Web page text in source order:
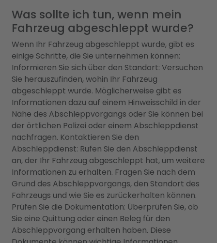
Was sollte ich tun, wenn mein
Fahrzeug abgeschleppt wurde?
Wenn Ihr Fahrzeug abgeschleppt wurde, gibt es
einige Schritte, die Sie unternehmen können:
Informieren Sie sich über den Standort: Versuchen
Sie herauszufinden, wohin Ihr Fahrzeug
abgeschleppt wurde. Möglicherweise gibt es
Informationen dazu auf einem Hinweisschild in der
Nähe des Abschleppvorgangs oder Sie können bei
der örtlichen Polizei oder einem Abschleppdienst
nachfragen. Kontaktieren Sie den
Abschleppdienst: Rufen Sie den Abschleppdienst
an, der Ihr Fahrzeug abgeschleppt hat, um weitere
Informationen zu erhalten. Fragen Sie nach dem
Grund des Abschleppvorgangs, den Standort des
Fahrzeugs und wie Sie es zurückerhalten können.
Prüfen Sie die Dokumentation: Überprüfen Sie, ob
Sie eine Quittung oder einen Beleg für den
Abschleppvorgang erhalten haben. Diese